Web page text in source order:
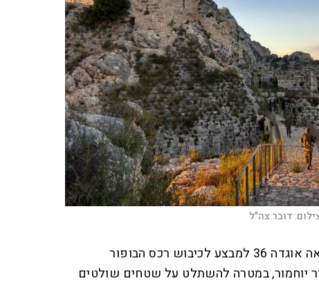
דובר צה"ל
כעת, עם הבשלת התנאים, יצאה אוגדה 36 למבצע לכיבוש רכס הבופור
יוחמור, במטרה להשתלט על שטחים שולטים